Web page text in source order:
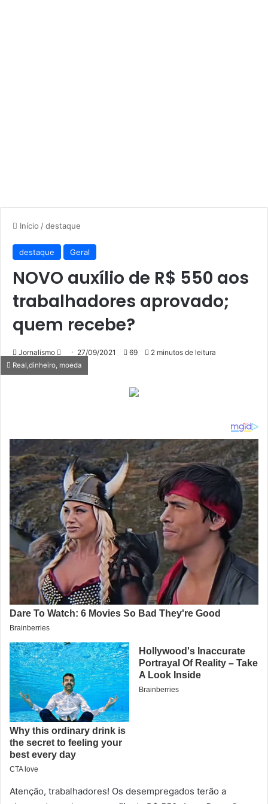
Início /destaque
destaque Geral
NOVO auxílio de R$ 550 aos
trabalhadores aprovado;
quem recebe?
Jornalismo
Mande
um
27/09/2021 69 2 minutos de leitura
Real,dinheiro, moeda
Atenção, trabalhadores! Os desempregados terão a